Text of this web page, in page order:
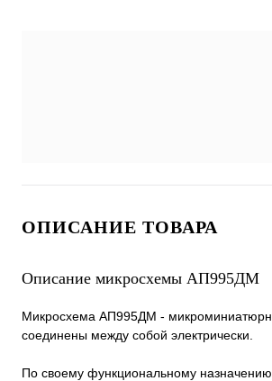
ОПИСАНИЕ ТОВАРА
Описание микросхемы АП995ДМ
Микросхема АП995ДМ -
соединены между собой электрически.
По своему функциональному